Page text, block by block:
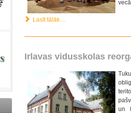
Lasīt tālāk ...
Irlavas vidusskolas
un